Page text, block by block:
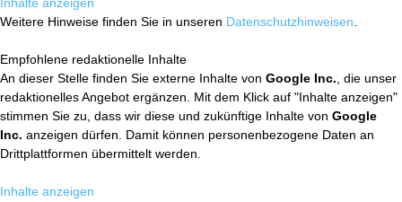
Weitere Hinweise finden Sie in unseren Datenschutzhinweisen
Empfohlene redaktionelle Inhalte
An dieser Stelle finden Sie externe Inhalte von Google Inc. , die unser
redaktionelles Angebot ergänzen. Mit dem Klick auf "Inhalte anzeigen"
stimmen Sie zu, dass wir diese und zukünftige Inhalte von Google
Inc. anzeigen dürfen. Damit können personenbezogene Daten an
Drittplattformen übermittelt werden.
Inhalte anzeigen